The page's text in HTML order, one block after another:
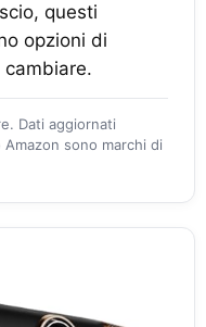
questi
opzioni di
Dati aggiornati
sono marchi di